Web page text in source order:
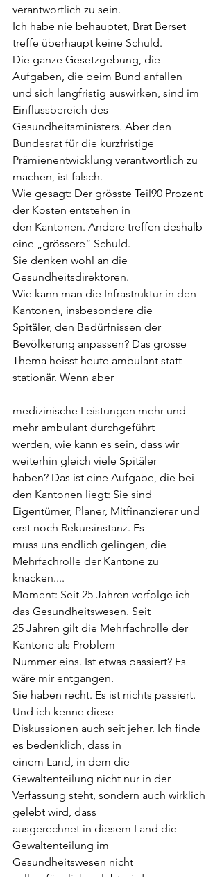
verantwortlich zu sein.
Ich habe nie behauptet, Brat Berset
treffe überhaupt keine Schuld.
Die ganze Gesetzgebung, die
Aufgaben, die beim Bund anfallen
und sich langfristig auswirken, sind im
Einflussbereich des
Gesundheitsministers. Aber den
Bundesrat für die kurzfristige
Prämienentwicklung verantwortlich zu
machen, ist falsch.
Wie gesagt: Der grösste Teil90 Prozent
der Kosten entstehen in
den Kantonen. Andere treffen deshalb
eine „grössere“ Schuld.
Sie denken wohl an die
Gesundheitsdirektoren.
Wie kann man die Infrastruktur in den
Kantonen, insbesondere die
Spitäler, den Bedürfnissen der
Bevölkerung anpassen? Das grosse
Thema heisst heute ambulant statt
stationär. Wenn aber
medizinische Leistungen mehr und
mehr ambulant durchgeführt
werden, wie kann es sein, dass wir
weiterhin gleich viele Spitäler
haben? Das ist eine Aufgabe, die bei
den Kantonen liegt: Sie sind
Eigentümer, Planer, Mitfinanzierer und
erst noch Rekursinstanz. Es
muss uns endlich gelingen, die
Mehrfachrolle der Kantone zu
knacken....
Moment: Seit 25 Jahren verfolge ich
das Gesundheitswesen. Seit
25 Jahren gilt die Mehrfachrolle der
Kantone als Problem
Nummer eins. Ist etwas passiert? Es
wäre mir entgangen.
Sie haben recht. Es ist nichts passiert.
Und ich kenne diese
Diskussionen auch seit jeher. Ich finde
es bedenklich, dass in
einem Land, in dem die
Gewaltenteilung nicht nur in der
Verfassung steht, sondern auch wirklich
gelebt wird, dass
ausgerechnet in diesem Land die
Gewaltenteilung im
Gesundheitswesen nicht